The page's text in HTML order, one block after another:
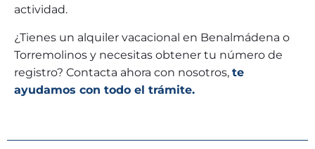
actividad.
¿Tienes un alquiler vacacional en Benalmádena o
Torremolinos y necesitas obtener tu número de
registro? Contacta ahora con nosotros, te
ayudamos con todo el trámite.